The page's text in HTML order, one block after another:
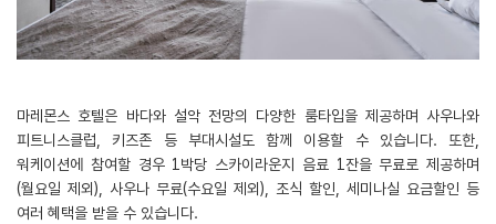
마레몬스 호텔은 바다와 설악 전망의 다양한 룸타입을 제공하며 사우나와
피트니스클럽, 키즈존 등 부대시설도 함께 이용할 수 있습니다. 또한,
워케이션에 참여할 경우 1박당 스카이라운지 음료 1잔을 무료로 제공하며
(월요일 제외), 사우나 무료(수요일 제외), 조식 할인, 세미나실 요금할인 등
여러 혜택을 받을 수 있습니다.